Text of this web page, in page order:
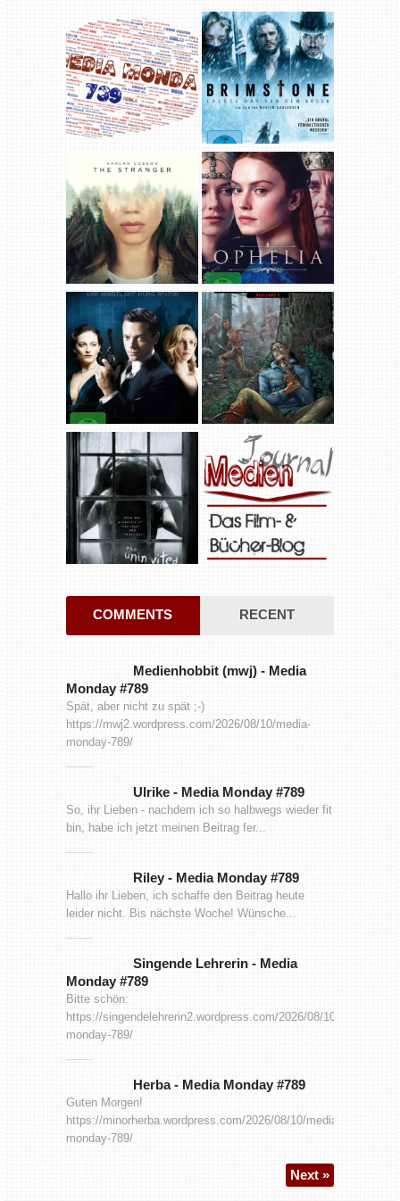
COMMENTS RECENT
Medienhobbit (mwj) - Media
Monday #789
Spät, aber nicht zu spät ;-)
https://mwj2.wordpress.com/2026/08/10/media-
monday-789/
Ulrike - Media Monday #789
So, ihr Lieben - nachdem ich so halbwegs wieder fit
bin, habe ich jetzt meinen Beitrag fer...
Riley - Media Monday #789
Hallo ihr Lieben, ich schaffe den Beitrag heute
leider nicht. Bis nächste Woche! Wünsche...
Singende Lehrerin - Media
Monday #789
Bitte schön:
https://singendelehrerin2.wordpress.com/2026/08/10/media-
monday-789/
Herba- Media Monday #789
Guten Morgen!
https://minorherba.wordpress.com/2026/08/10/media-
monday-789/
Next »